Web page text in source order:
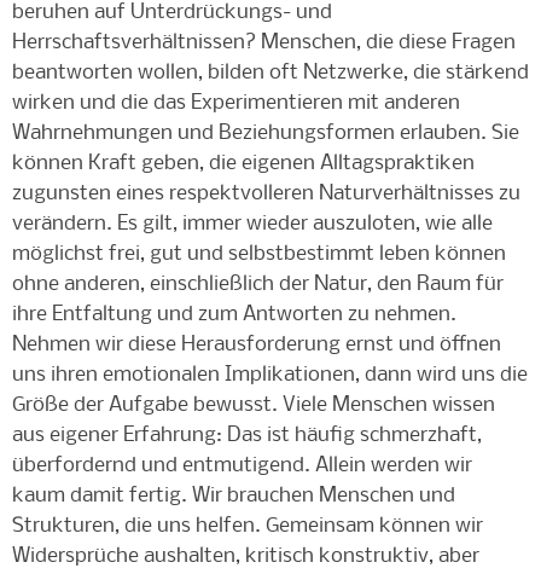
beruhen auf Unterdrückungs- und
Herrschaftsverhältnissen? Menschen, die diese Fragen
beantworten wollen, bilden oft Netzwerke, die stärkend
wirken und die das Experimentieren mit anderen
Wahrnehmungen und Beziehungsformen erlauben. Sie
können Kraft geben, die eigenen Alltagspraktiken
zugunsten eines respektvolleren Naturverhältnisses zu
verändern. Es gilt, immer wieder auszuloten, wie alle
möglichst frei, gut und selbstbestimmt leben können
ohne anderen, einschließlich der Natur, den Raum für
ihre Entfaltung und zum Antworten zu nehmen.
Nehmen wir diese Herausforderung ernst und öffnen
uns ihren emotionalen Implikationen, dann wird uns die
Größe der Aufgabe bewusst. Viele Menschen wissen
aus eigener Erfahrung: Das ist häufig schmerzhaft,
überfordernd und entmutigend. Allein werden wir
kaum damit fertig. Wir brauchen Menschen und
Strukturen, die uns helfen. Gemeinsam können wir
Widersprüche aushalten, kritisch konstruktiv, aber